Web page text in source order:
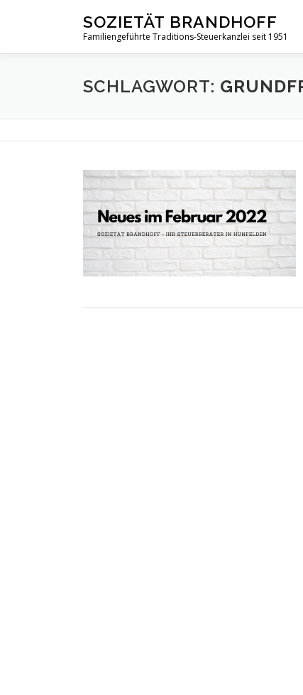
SOZIETÄT BRANDHOFF
Familiengeführte Traditions-Steuerkanzlei seit 1951
SCHLAGWORT: